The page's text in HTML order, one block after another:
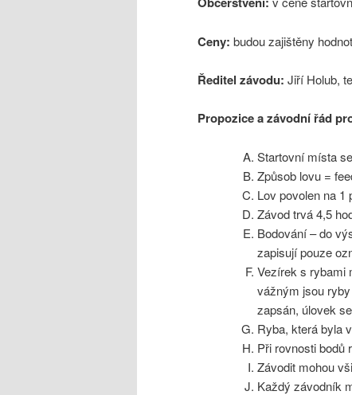
Ceny: budou zajištěny
Ředitel závodu: Jiří Holub,
Propozice a závodní řád
Startovní místa
Způsob lovu =
Lov povolen na 1
Závod trvá 4,5
Bodování – do
zapisují pouze
Vezírek s rybami
vážným jsou
zapsán, úlovek
Ryba, která byla
Při rovnosti bodů
Závodit mohou
Každý závodník